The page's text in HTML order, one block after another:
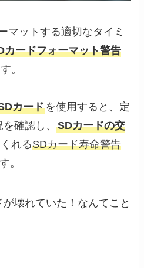
マットする適切なタイミ
カードフォーマット警告
。
カードを使用すると、定
を確認し、SDカードの交
れるSDカード寿命警告
。
壊れていた！なんてこと